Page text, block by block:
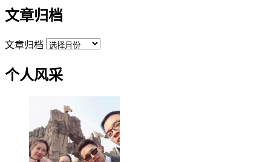
文章归档
文章归档
个人风采